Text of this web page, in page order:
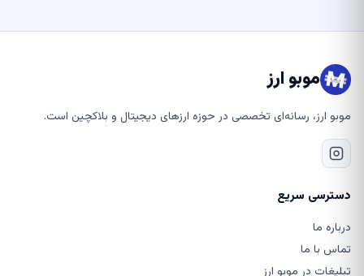
موبو ارز
موبو ارز، رسانه‌ای تخصصی در حوزه ارزهای دیجیتال و بلاکچین است.
دسترسی سریع
درباره ما
تماس با ما
تبلیغات در موبو ارز